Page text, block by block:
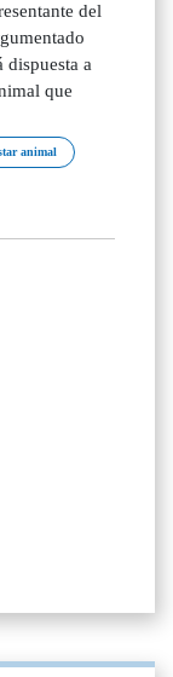
del
dispuesta a
que
animal